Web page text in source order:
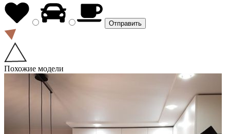
Похожие модели